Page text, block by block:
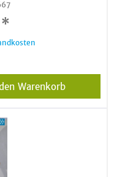
Warenkorb